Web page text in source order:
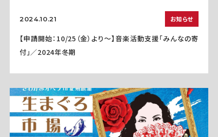
2024.10.21 お知らせ
【申請開始：10/25（金）より～】音楽活動支援「みんなの寄
付」／2024年冬期